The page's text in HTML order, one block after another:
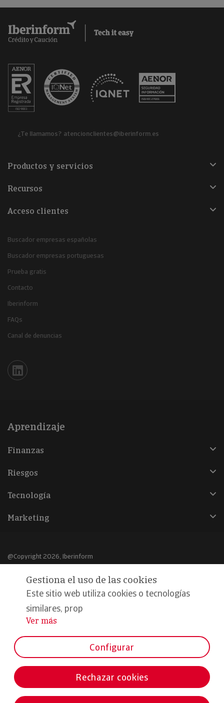
¿Te llamamos? atencionclientes@iberinform.es
Productos y servicios
Recursos
Acceso clientes
Buscador empresas españolas
Buscador empresas portuguesas
Prueba gratis
Contacto
Iberinform
FAQs
Canal de denuncias
Iberinform en Linkedin
Aprendizaje
Finanzas
Riesgos
Tecnología
Marketing
@Copyright 2026, Iberinform
Aviso legal
Política de cookies
Declaración de privacidad
Formamos parte de:
Gestiona el uso de las cookies
Este sitio web utiliza cookies o tecnologías
similares, prop
...
Ver más
Configurar
Rechazar cookies